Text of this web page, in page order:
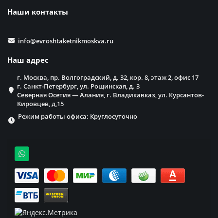
Наши контакты
info@evroshtaketnikmoskva.ru
Наш адрес
г. Москва, пр. Волгоградский, д. 32, кор. 8, этаж 2, офис 17
г. Санкт-Петербург, ул. Рощинская, д. 3
Северная Осетия — Алания, г. Владикавказ, ул. Курсантов-
Кировцев, д,15
Режим работы офиса: Круглосуточно